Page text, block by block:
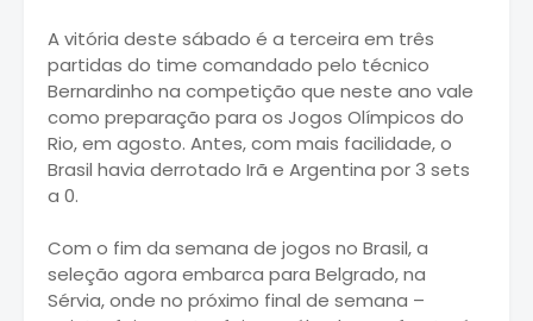
A vitória deste sábado é a terceira em três
partidas do time comandado pelo técnico
Bernardinho na competição que neste ano vale
como preparação para os Jogos Olímpicos do
Rio, em agosto. Antes, com mais facilidade, o
Brasil havia derrotado Irã e Argentina por 3 sets
a 0.
Com o fim da semana de jogos no Brasil, a
seleção agora embarca para Belgrado, na
Sérvia, onde no próximo final de semana –